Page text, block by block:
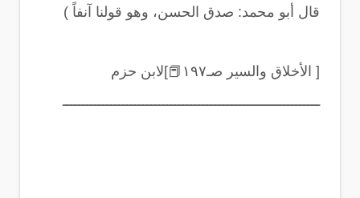
قال أبو محمد: صدق الحسن، وهو قولنا آنفاً )
[ الأخلاق والسير صـ١٩٧ 📕]لابن حزم
ــــــــــــــــــــــــــــــــــــــــــــــــــــــــــــــــ